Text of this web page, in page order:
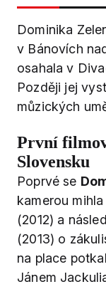
Dominika
v Bánovích
osahala v
Později jej
můzických
První
Slovensku
Poprvé se
kamerou
(2012) a
(2013) o
na place
Jánem